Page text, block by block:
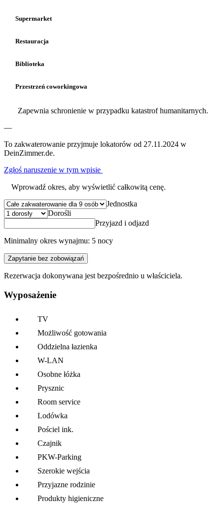
Supermarket
Restauracja
Biblioteka
Przestrzeń coworkingowa
Zapewnia schronienie w przypadku katastrof humanitarnych.
—
To zakwaterowanie przyjmuje lokatorów od 27.11.2024 w
DeinZimmer.de.
Zgłoś naruszenie w tym wpisie
Wprowadź okres, aby wyświetlić całkowitą cenę.
Jednostka
Dorośli
Przyjazd i odjazd
Minimalny okres wynajmu: 5 nocy
Zapytanie bez zobowiązań
Rezerwacja dokonywana jest bezpośrednio u właściciela.
Wyposażenie
TV
Możliwość gotowania
Oddzielna łazienka
W-LAN
Osobne łóżka
Prysznic
Room service
Lodówka
Pościel ink.
Czajnik
PKW-Parking
Szerokie wejścia
Przyjazne rodzinie
Produkty higieniczne